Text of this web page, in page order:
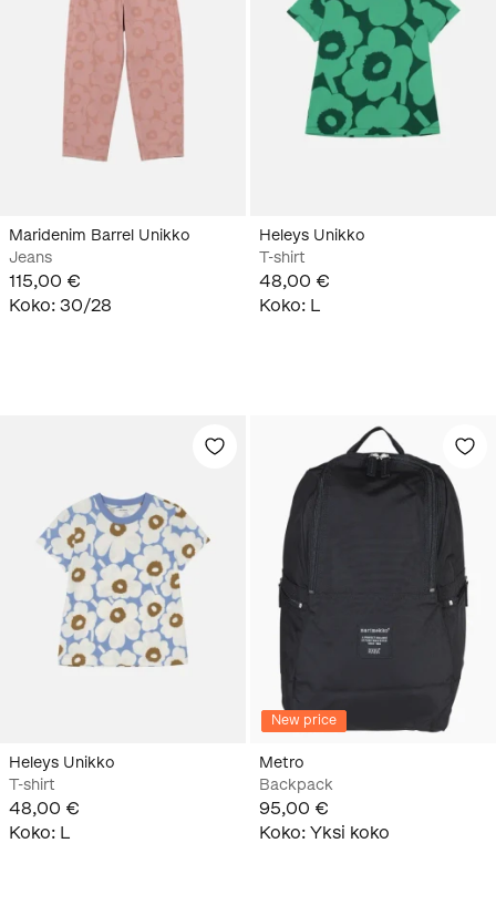
Maridenim Barrel Unikko
Jeans
115,00 €
Koko: 30/28
Heleys Unikko
T-shirt
48,00 €
Koko: L
Heleys Unikko
T-shirt
48,00 €
Koko: L
New price
Metro
Backpack
95,00 €
Koko: Yksi koko